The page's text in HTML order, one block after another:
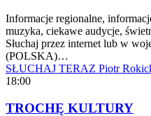
Informacje regionalne,
muzyka, ciekawe audycje,
Słuchaj przez internet lub w
(POLSKA)…
SŁUCHAJ TERAZ Piotr
18:00
TROCHĘ KULTURY